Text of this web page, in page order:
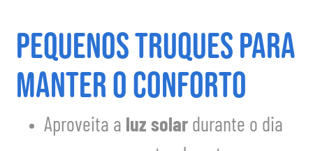
Pequenos truques para
manter o conforto
Aproveita a luz solar durante o dia